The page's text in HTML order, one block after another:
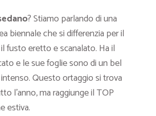
? Stiamo parlando di una
biennale che si differenzia per il
fusto eretto e scanalato. Ha il
e le sue foglie sono di un bel
Questo ortaggio si trova
l’anno, ma raggiunge il TOP
estiva.